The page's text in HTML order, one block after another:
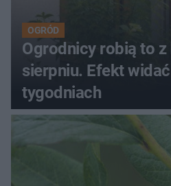
OGRÓD
Ogrodnicy robią to
sierpniu. Efekt
tygodniach